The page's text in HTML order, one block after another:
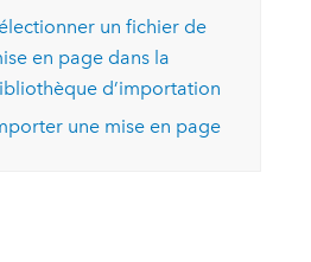
Pro
Explorer ce coursun fichier de
en page dans la
d’importation
une mise en page